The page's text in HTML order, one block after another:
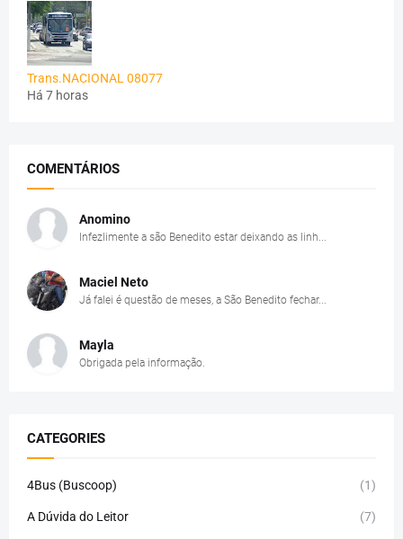
Trans.NACIONAL 08077
Há 7 horas
COMENTÁRIOS
Anomino
Infezlimente a são Benedito estar deixando as linh...
Maciel Neto
Já falei é questão de meses, a São Benedito fechar...
Mayla
Obrigada pela informação.
CATEGORIES
4Bus (Buscoop) (1)
A Dúvida do Leitor (7)